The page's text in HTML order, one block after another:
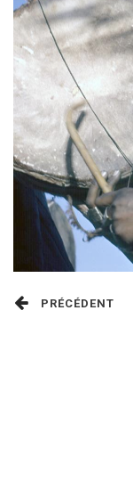
PRÉCÉDENT